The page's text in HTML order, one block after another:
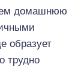
домашнюю
образует
трудно